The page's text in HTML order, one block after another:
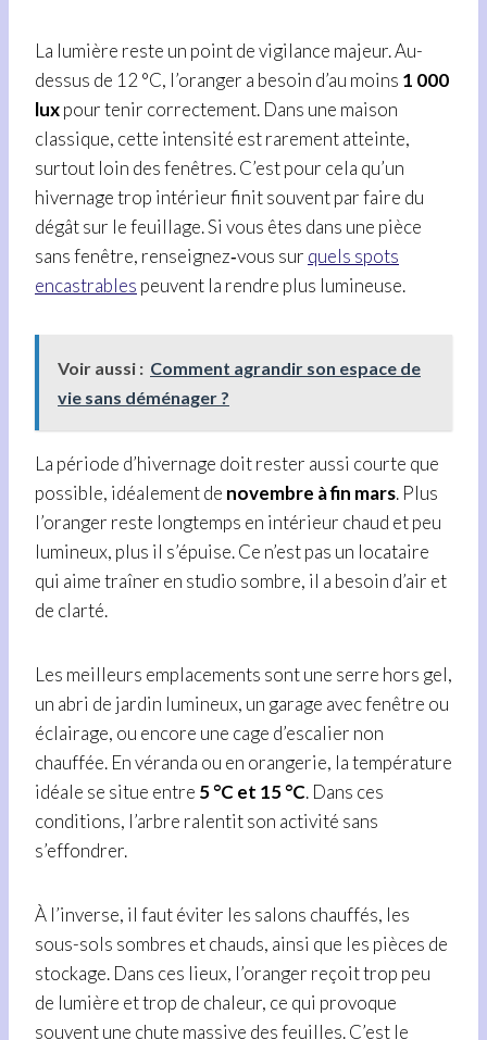
La lumière reste un point de vigilance majeur. Au-
dessus de 12 °C, l’oranger a besoin d’au moins 1 000
luxpour tenir correctement. Dans une maison
classique, cette intensité est rarement atteinte,
surtout loin des fenêtres. C’est pour cela qu’un
hivernage trop intérieur finit souvent par faire du
dégât sur le feuillage. Si vous êtes dans une pièce
sans fenêtre, renseignez‑vous sur quels spots
encastrables peuvent la rendre plus lumineuse.
Voir aussi : Comment agrandir son espace de
vie sans déménager ?
La période d’hivernage doit rester aussi courte que
possible, idéalement de novembre à fin mars. Plus
l’oranger reste longtemps en intérieur chaud et peu
lumineux, plus il s’épuise. Ce n’est pas un locataire
qui aime traîner en studio sombre, il a besoin d’air et
de clarté.
Les meilleurs emplacements sont une serre hors gel,
un abri de jardin lumineux, un garage avec fenêtre ou
éclairage, ou encore une cage d’escalier non
chauffée. En véranda ou en orangerie, la température
idéale se situe entre 5 °C et 15 °C. Dans ces
conditions, l’arbre ralentit son activité sans
s’effondrer.
À l’inverse, il faut éviter les salons chauffés, les
sous-sols sombres et chauds, ainsi que les pièces de
stockage. Dans ces lieux, l’oranger reçoit trop peu
de lumière et trop de chaleur, ce qui provoque
souvent une chute massive des feuilles. C’est le